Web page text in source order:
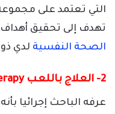
التي تعتمد على
تهدف إلى تحقيق أهداف
الصحة النفسية لدي
2- العلاج باللعب Play Therapy
عرفه الباحث إجرائيا